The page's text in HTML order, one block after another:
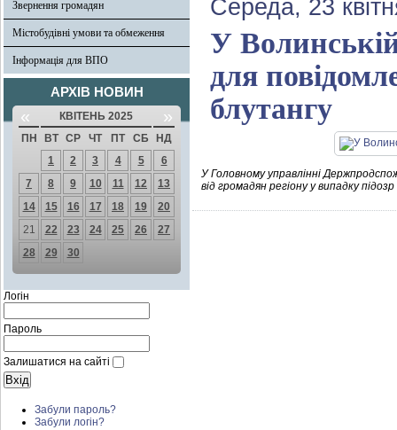
Звернення громадян
Містобудівні умови та обмеження
Інформація для ВПО
АРХІВ НОВИН
« КВІТЕНЬ 2025 »
ПН ВТ СР ЧТ ПТ СБ
НД
1
2 3 4 5
6
7
8 9 10 11 12
13
14
15 16 17 18 19
20
21
22 23 24 25 26
27
28
29 30
Логін
Пароль
Залишатися на сайті
Забули пароль?
Забули логін?
Середа, 23
У
для
блутангу
У Головному управлінні
від громадян регіону у випадку